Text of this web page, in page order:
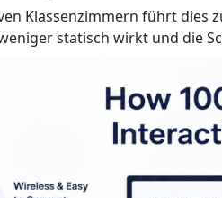
Klassenzimmern führt dies
statisch wirkt und die